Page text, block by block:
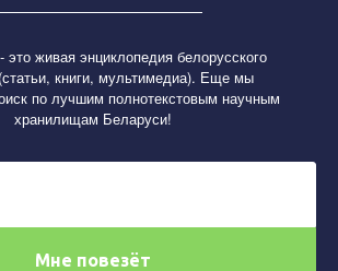
- это живая энциклопедия белорусского
книги, мультимедиа). Еще мы
по лучшим полнотекстовым научным
хранилищам Беларуси!